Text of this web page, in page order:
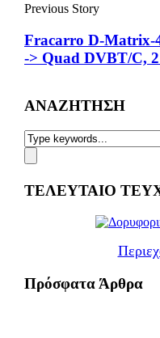
Previous Story
Fracarro D-Matrix-
-> Quad DVBT/C,
ΑΝΑΖΗΤΗΣΗ
ΤΕΛΕΥΤΑΙΟ
Πρόσφατα Άρθρα